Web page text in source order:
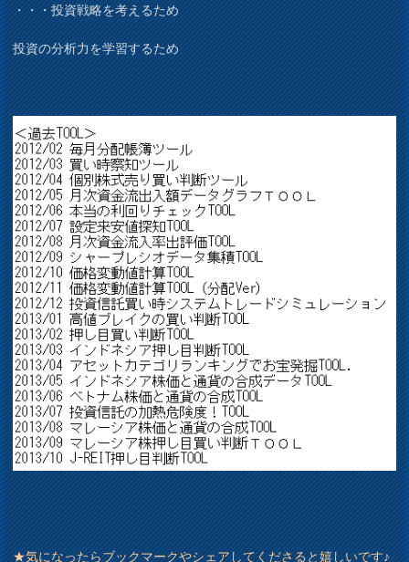
・・・投資戦略を考えるため
投資の分析力を学習するため
★気になったらブックマークやシェアしてくださると嬉しいです♪